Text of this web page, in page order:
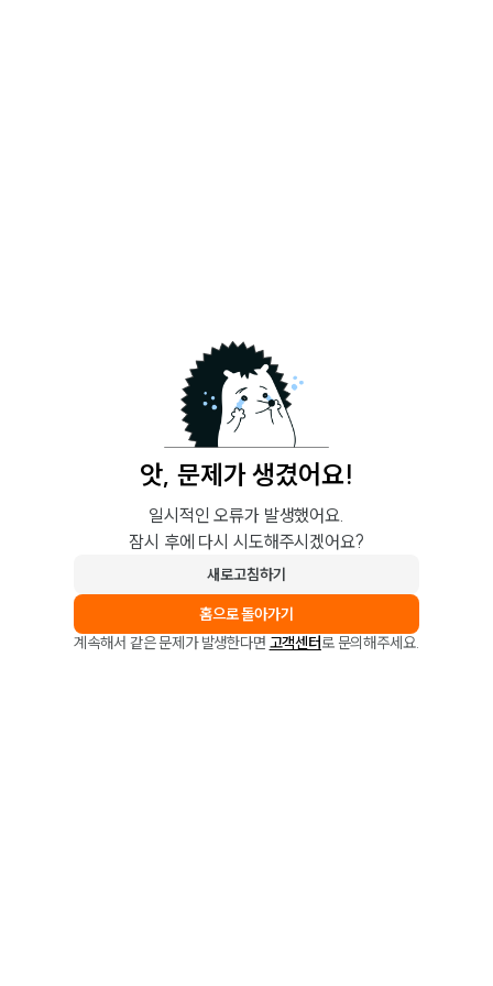
앗, 문제가 생겼어요!
일시적인 오류가 발생했어요.
잠시 후에 다시 시도해주시겠어요?
새로고침하기
홈으로 돌아가기
계속해서 같은 문제가 발생한다면 고객센터로 문의해주세요.